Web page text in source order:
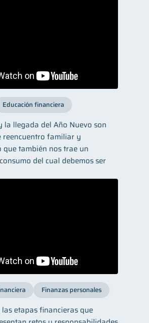
Educación financiera
la llegada del Año Nuevo son
reencuentro familiar y
que también nos trae un
del cual debemos ser
Finanzas personales
etapas financieras que